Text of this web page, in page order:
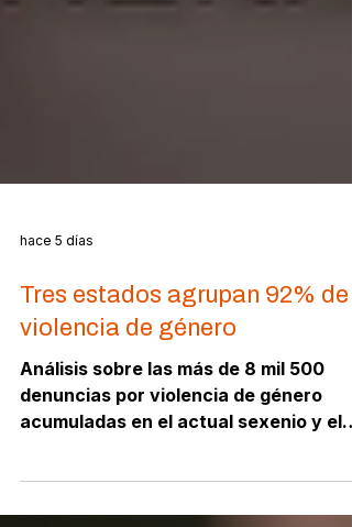
Tres estados agrupan 92% de
violencia de género
Análisis sobre las más de 8 mil 500
denuncias por violencia de género
mapa de concentración donde tres
estados agrupan el 92% de los casos.